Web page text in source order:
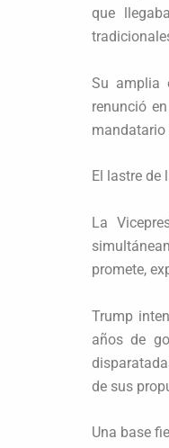
que
Su amplia
renunció
mandatario
El lastre
La
promete,
Trump
años de
de sus
Una base